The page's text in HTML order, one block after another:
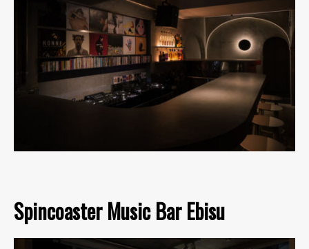
Spincoaster Music Bar Ebisu